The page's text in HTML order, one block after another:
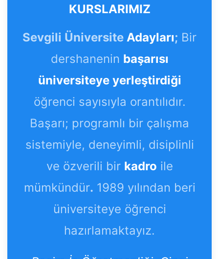
KURSLARIMIZ
Sevgili Üniversite Adayları; Bir
dershanenin başarısı
üniversiteye yerleştirdiği
öğrenci sayısıyla orantılıdır.
Başarı; programlı bir çalışma
sistemiyle, deneyimli, disiplinli
ve özverili bir kadro ile
mümkündür. 1989 yılından beri
üniversiteye öğrenci
hazırlamaktayız.